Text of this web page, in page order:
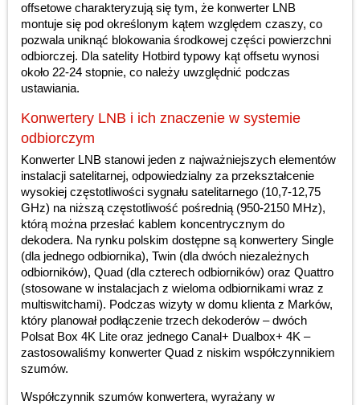
offsetowe charakteryzują się tym, że konwerter LNB
montuje się pod określonym kątem względem czaszy, co
pozwala uniknąć blokowania środkowej części powierzchni
odbiorczej. Dla satelity Hotbird typowy kąt offsetu wynosi
około 22-24 stopnie, co należy uwzględnić podczas
ustawiania.
Konwertery LNB i ich znaczenie w systemie
odbiorczym
Konwerter LNB stanowi jeden z najważniejszych elementów
instalacji satelitarnej, odpowiedzialny za przekształcenie
wysokiej częstotliwości sygnału satelitarnego (10,7-12,75
GHz) na niższą częstotliwość pośrednią (950-2150 MHz),
którą można przesłać kablem koncentrycznym do
dekodera. Na rynku polskim dostępne są konwertery Single
(dla jednego odbiornika), Twin (dla dwóch niezależnych
odbiorników), Quad (dla czterech odbiorników) oraz Quattro
(stosowane w instalacjach z wieloma odbiornikami wraz z
multiswitchami). Podczas wizyty w domu klienta z Marków,
który planował podłączenie trzech dekoderów – dwóch
Polsat Box 4K Lite oraz jednego Canal+ Dualbox+ 4K –
zastosowaliśmy konwerter Quad z niskim współczynnikiem
szumów.
Współczynnik szumów konwertera, wyrażany w